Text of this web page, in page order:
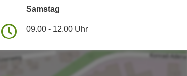
Samstag
09.00 - 12.00 Uhr